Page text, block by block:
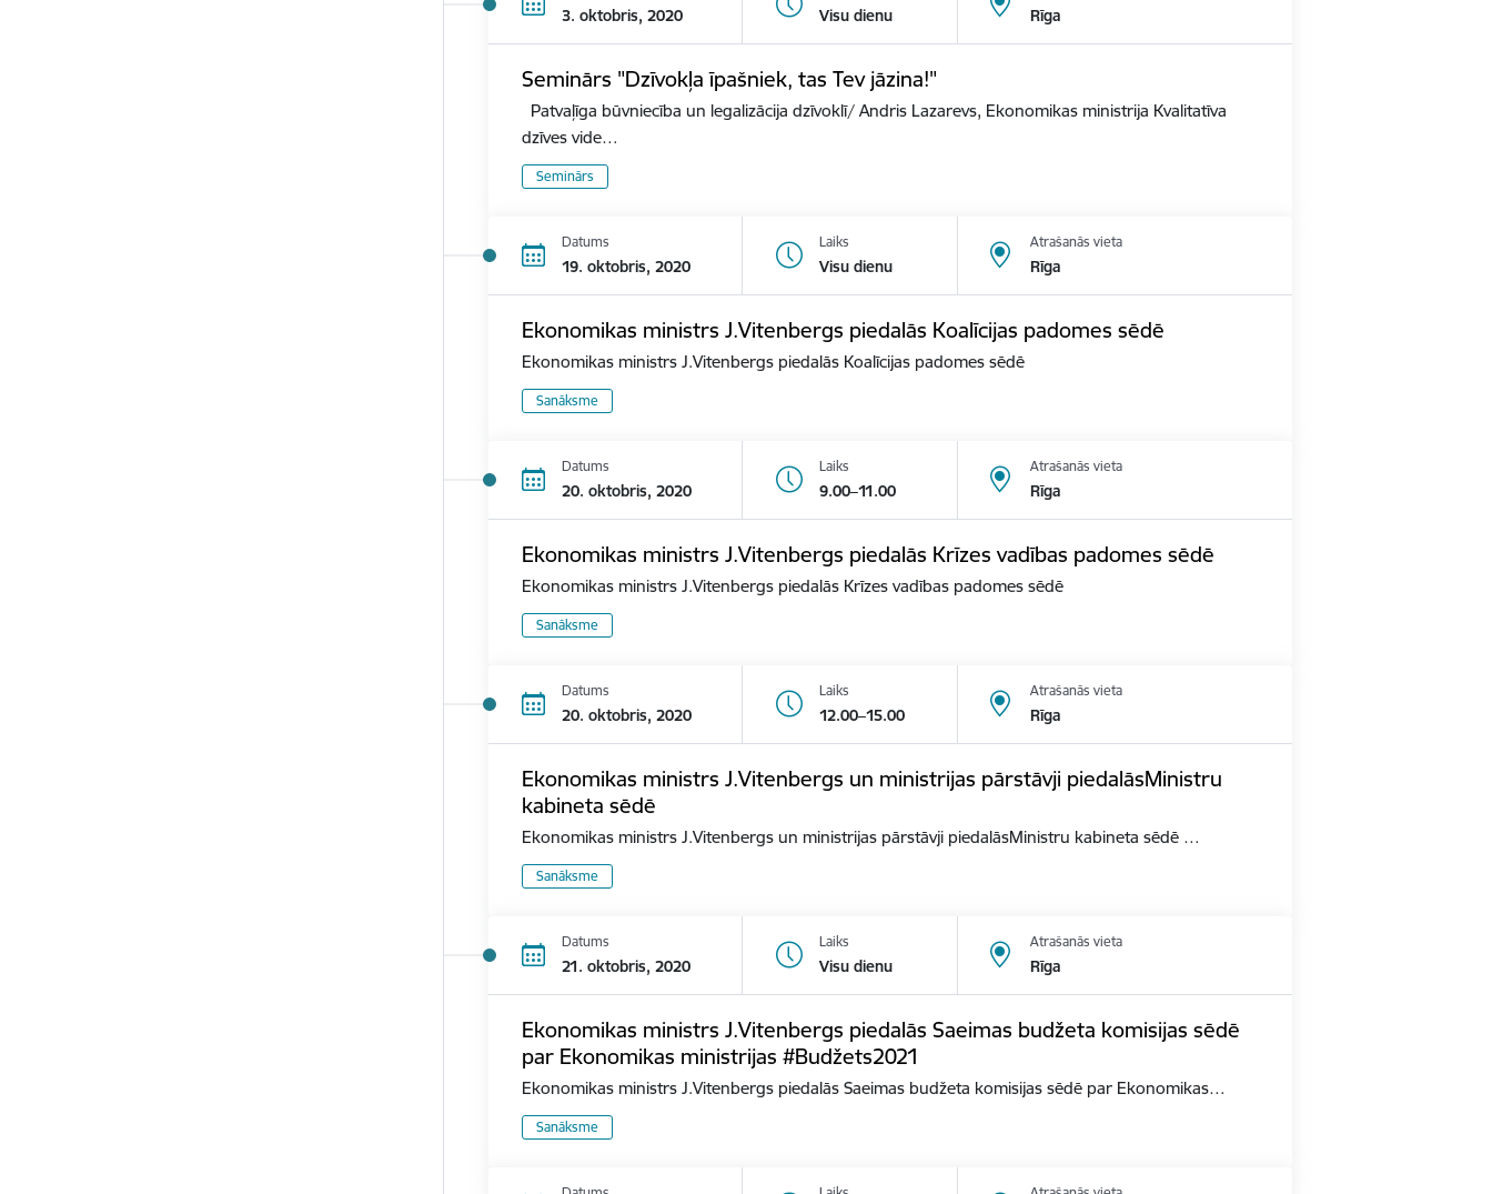
3. oktobris, 2020 Visu dienu Rīga
Seminārs "Dzīvokļa īpašniek, tas Tev jāzina!"
Patvaļīga būvniecība un legalizācija dzīvoklī/ Andris Lazarevs, Ekonomikas ministrija Kvalitatīva
dzīves vide…
Seminārs
Datums
19. oktobris, 2020
Laiks
Visu dienu
Atrašanās vieta
Rīga
Ekonomikas ministrs J.Vitenbergs piedalās Koalīcijas padomes sēdē
Ekonomikas ministrs J.Vitenbergs piedalās Koalīcijas padomes sēdē
Sanāksme
Datums
20. oktobris, 2020
Laiks
9.00–11.00
Atrašanās vieta
Rīga
Ekonomikas ministrs J.Vitenbergs piedalās Krīzes vadības padomes sēdē
Ekonomikas ministrs J.Vitenbergs piedalās Krīzes vadības padomes sēdē
Sanāksme
Datums
20. oktobris, 2020
Laiks
12.00–15.00
Atrašanās vieta
Rīga
Ekonomikas ministrs J.Vitenbergs un ministrijas pārstāvji piedalāsMinistru
kabineta sēdē
Ekonomikas ministrs J.Vitenbergs un ministrijas pārstāvji piedalāsMinistru kabineta sēdē …
Sanāksme
Datums
21. oktobris, 2020
Laiks
Visu dienu
Atrašanās vieta
Rīga
Ekonomikas ministrs J.Vitenbergs piedalās Saeimas budžeta komisijas sēdē
par Ekonomikas ministrijas #Budžets2021
Ekonomikas ministrs J.Vitenbergs piedalās Saeimas budžeta komisijas sēdē par Ekonomikas…
Sanāksme